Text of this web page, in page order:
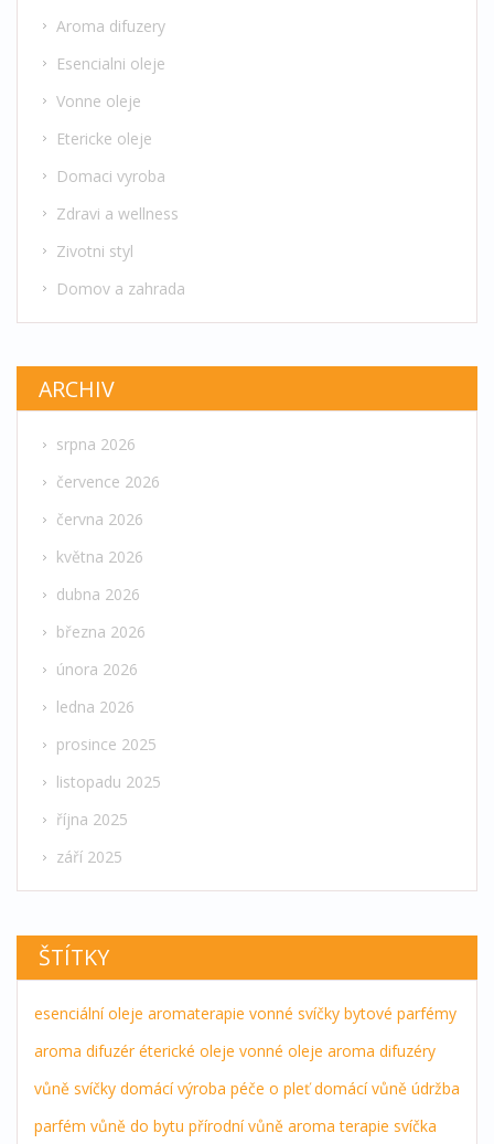
Aroma difuzery
Esencialni oleje
Vonne oleje
Etericke oleje
Domaci vyroba
Zdravi a wellness
Zivotni styl
Domov a zahrada
ARCHIV
srpna 2026
července 2026
června 2026
května 2026
dubna 2026
března 2026
února 2026
ledna 2026
prosince 2025
listopadu 2025
října 2025
září 2025
ŠTÍTKY
esenciální oleje aromaterapie vonné svíčky bytové parfémy
aroma difuzér éterické oleje vonné oleje aroma difuzéry
vůně svíčky domácí výroba péče o pleť domácí vůně údržba
parfém vůně do bytu přírodní vůně aroma terapie svíčka